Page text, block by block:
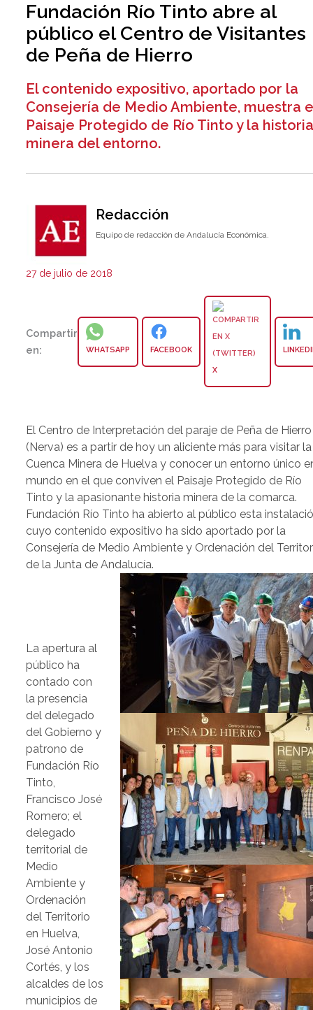
Fundación Río Tinto abre al
público el Centro de Visitantes
de Peña de Hierro
El contenido expositivo, aportado por la
Consejería de Medio Ambiente, muestra
Paisaje Protegido de Río Tinto y la
minera del entorno.
Redacción
Equipo de redacción de Andalucía Económica.
27 de julio de 2018
Compartir
en:
WHATSAPP FACEBOOK
X
El Centro de Interpretación del paraje de Peña de Hierro
(Nerva) es a partir de hoy un aliciente más para visitar la
Cuenca Minera de Huelva y conocer un entorno único
mundo en el que conviven el Paisaje Protegido de Río
Tinto y la apasionante historia minera de la comarca.
Fundación Río Tinto ha abierto al público esta
cuyo contenido expositivo ha sido aportado por la
Consejería de Medio Ambiente y Ordenación del
de la Junta de Andalucía.
La apertura al
público ha
contado con
la presencia
del delegado
del Gobierno y
patrono de
Fundación Río
Tinto,
Francisco José
Romero; el
delegado
territorial de
Medio
Ambiente y
Ordenación
del Territorio
en Huelva,
José Antonio
Cortés, y los
alcaldes de los
municipios de